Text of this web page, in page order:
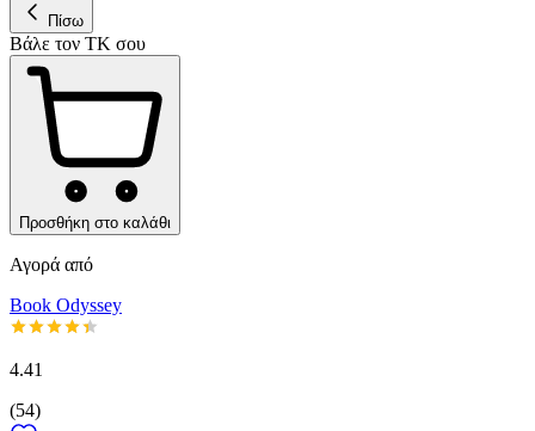
Πίσω
Βάλε τον ΤΚ σου
Προσθήκη στο καλάθι
Αγορά από
Book Odyssey
4.41
(54)